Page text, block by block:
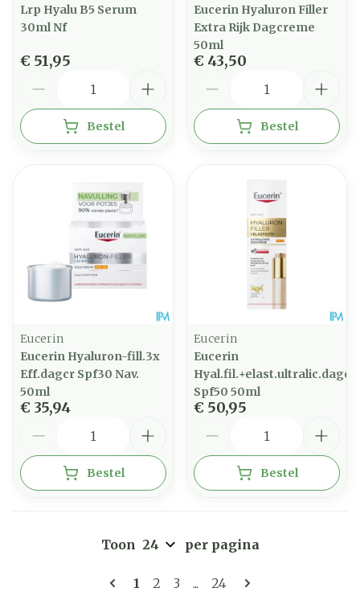
Lrp Hyalu B5 Serum
30ml Nf
€ 51,95
Bestel
Eucerin Hyaluron Filler
Extra Rijk Dagcreme
50ml
€ 43,50
Bestel
Eucerin
Eucerin Hyaluron-fill.3x
Eff.dagcr Spf30 Nav.
50ml
€ 35,94
Bestel
Eucerin
Eucerin
Hyal.fil.+elast.ultralic.dagcr
Spf50 50ml
€ 50,95
Bestel
Pagina's
U lees momenteel pagina
1 Pagina
2 Pagina
3 ... Pagina
24
Toon per pagina